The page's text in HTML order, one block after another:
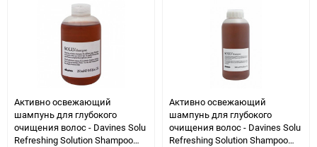
Активно освежающий
шампунь для глубокого
очищения волос - Davines Solu
Refreshing Solution Shampoo
Активно освежающий
шампунь для глубокого
очищения волос - Davines Solu
Refreshing Solution Shampoo